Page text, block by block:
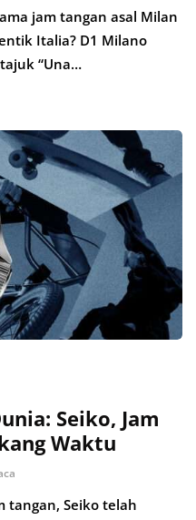
jam tangan asal Milan
Italia? D1 Milano
“Una…
Seiko, Jam
Waktu
tangan, Seiko telah